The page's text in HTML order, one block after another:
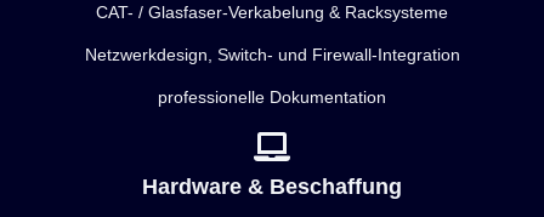
CAT- / Glasfaser-Verkabelung & Racksysteme
Netzwerkdesign, Switch- und Firewall-Integration
professionelle Dokumentation
Hardware & Beschaffung